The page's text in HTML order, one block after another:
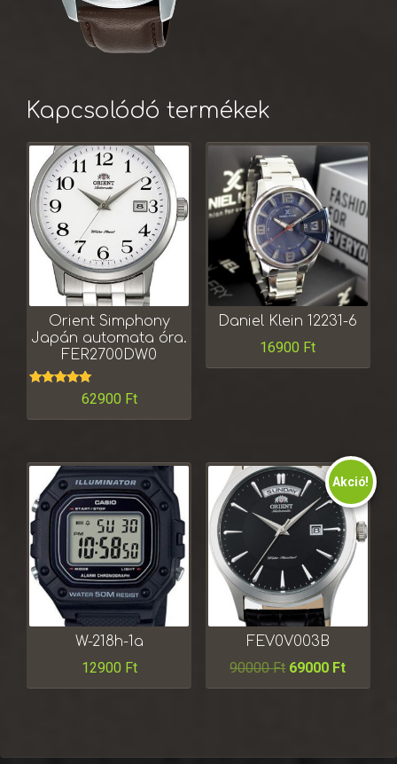
Kapcsolódó termékek
Orient Simphony
Japán automata óra.
FER2700DW0
Értékelés:
/ 5
62900 Ft
Daniel Klein 12231-6
16900 Ft
W-218h-1a
12900 Ft
Akció!
FEV0V003B
90000Ft 69000 Ft